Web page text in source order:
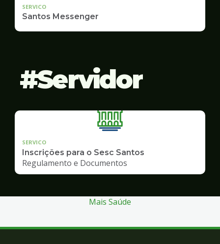
SERVICO
Santos Messenger
Servidor
SERVICO
Inscrições para o Sesc Santos
Regulamento e Documentos
Mais Saúde